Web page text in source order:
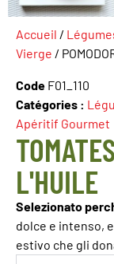
Accueil /
Vierge /
Code F01_110
Catégories :
Apéritif Gourmet
L'HUILE
Selezionato
dolce e intenso,
estivo che gli